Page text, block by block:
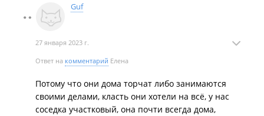
Guf
27 января 2023 г.
Ответ на комментарий Елена
Потому что они дома торчат либо занимаются
своими делами, класть они хотели на всë, у нас
соседка участковый, она почти всегда дома,